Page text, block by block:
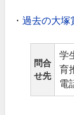
・ 過去の大塚
問合
せ先
学
育
電